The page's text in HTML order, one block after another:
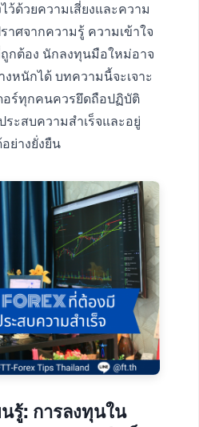
ว้ด้วยความเสี่ยงและความ
าศจากความรู้ ความเข้าใจ
กต้อง นักลงทุนมือใหม่อาจ
หนักได้ บทความนี้จะเจาะ
อร์ทุกคนควรยึดถือปฏิบัติ
ระสบความสำเร็จและอยู่
ย่างยั่งยืน
รู้: การลงทุนใน